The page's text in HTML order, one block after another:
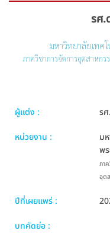
รศ.
มหาวิทยาลัยเทค
ภาควิชาการจัดการอุตสาหก
ผู้แต่ง :
ร
หน่วยงาน :
ม
พ
ภา
อุต
ปีที่เผยแพร่ :
บทคัดย่อ :